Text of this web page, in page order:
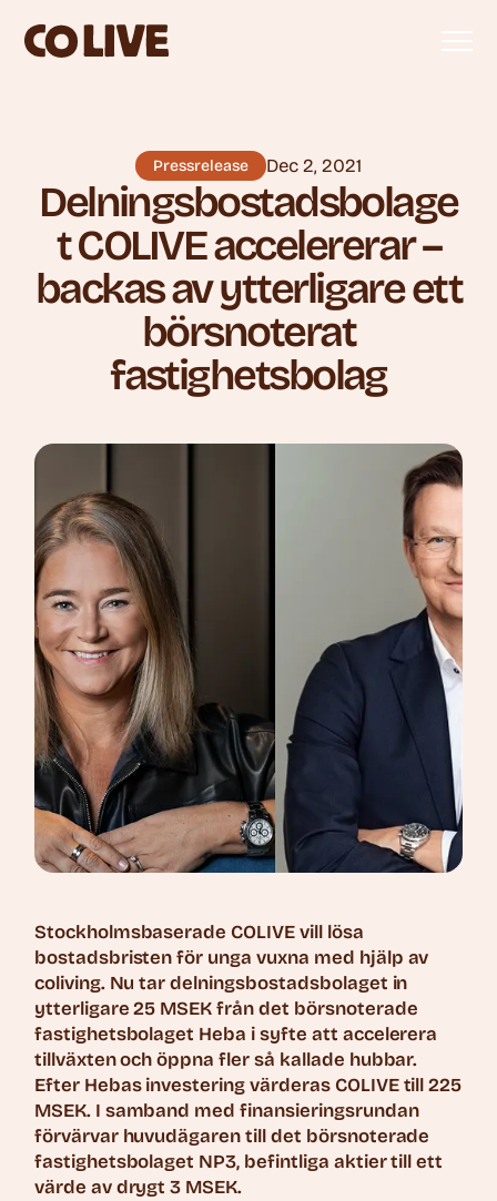
Pressrelease Dec 2, 2021
Delningsbostadsbolage
t COLIVE accelererar –
backas av ytterligare ett
börsnoterat
fastighetsbolag
Stockholmsbaserade COLIVE vill lösa
bostadsbristen för unga vuxna med hjälp av
coliving. Nu tar delningsbostadsbolaget in
ytterligare 25 MSEK från det börsnoterade
fastighetsbolaget Heba i syfte att accelerera
tillväxten och öppna fler så kallade hubbar.
Efter Hebas investering värderas COLIVE till 225
MSEK. I samband med finansieringsrundan
förvärvar huvudägaren till det börsnoterade
fastighetsbolaget NP3, befintliga aktier till ett
värde av drygt 3 MSEK.